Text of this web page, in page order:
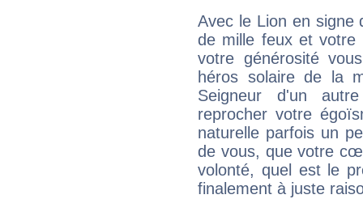
Avec le Lion en signe
de mille feux et votre
votre générosité
héros solaire de la
Seigneur d'un
reprocher votre
naturelle parfois un
de vous, que votre
volonté, quel est le
finalement à juste